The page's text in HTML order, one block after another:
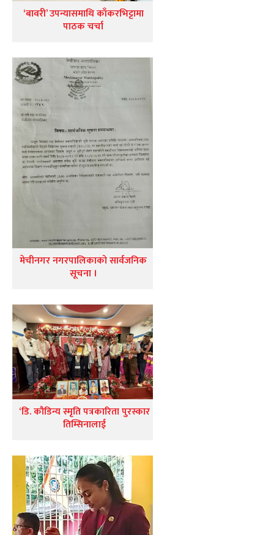
‘बावरी’ उपन्यासमाथि काँकरभिट्टामा
पाठक चर्चा
मेचीनगर नगरपालिकाको सार्वजनिक
सूचना ।
‘डि. कौडिन्य स्मृति पत्रकारिता पुरस्कार
तिम्सिनालाई